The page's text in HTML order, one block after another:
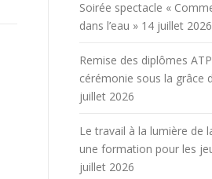
Soirée spectacle «
dans l’eau » 14 juillet 2026
Remise des diplômes
cérémonie sous la grâce
juillet 2026
Le travail à la lumière de
une formation pour les
juillet 2026